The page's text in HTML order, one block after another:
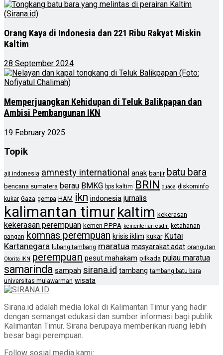
Orang Kaya di Indonesia dan 221 Ribu Rakyat Miskin
Kaltim
28 September 2024
Memperjuangkan Kehidupan di Teluk Balikpapan dan
Ambisi Pembangunan IKN
19 February 2025
Topik
aji indonesia amnesty international anak banjir batu bara
bencana sumatera berau BMKG bps kaltim BRIN cuaca diskominfo
kukar Gaza gempa HAM ikn indonesia jurnalis
kalimantan timurkaltim kekerasan
kekerasan perempuan kemen PPPA kementerian esdm ketahanan
pangan komnas perempuan krisis iklim kukar Kutai
Kartanegara lubang tambang maratua masyarakat adat orangutan
Otorita IKN perempuan pesut mahakam pilkada pulau maratua
samarinda sampah sirana.id tambang tambang batu bara
universitas mulawarman wisata
Sirana.id adalah media lokal di Kalimantan Timur yang hadir
dengan semangat edukasi dan sumber informasi bagi publik
Kalimantan Timur. Sirana berupaya memberikan ruang lebih
besar bagi perempuan.
Follow sosial media kami: